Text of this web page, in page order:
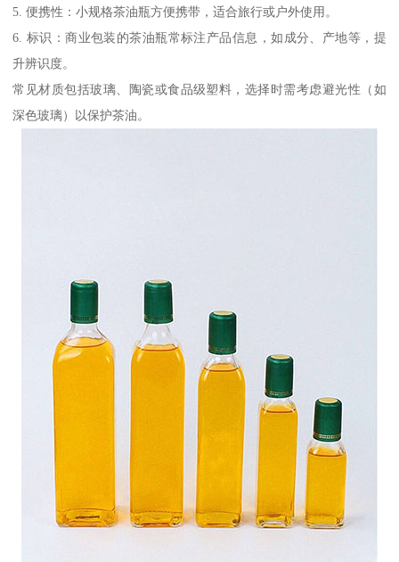
5. 便携性：小规格茶油瓶方便携带，适合旅行或户外使用。
6. 标识：商业包装的茶油瓶常标注产品信息，如成分、产地等，提
升辨识度。
常见材质包括玻璃、陶瓷或食品级塑料，选择时需考虑避光性（如
深色玻璃）以保护茶油。